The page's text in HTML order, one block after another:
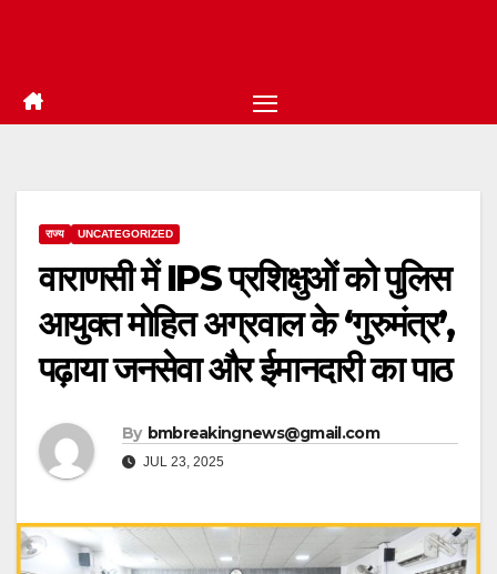
राज्य UNCATEGORIZED
वाराणसी में IPS प्रशिक्षुओं को पुलिस
आयुक्त मोहित अग्रवाल के ‘गुरुमंत्र’,
पढ़ाया जनसेवा और ईमानदारी का पाठ
By bmbreakingnews@gmail.com
JUL 23, 2025